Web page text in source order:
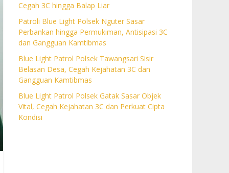
Cegah 3C hingga Balap Liar
Patroli Blue Light Polsek Nguter Sasar
Perbankan hingga Permukiman, Antisipasi 3C
dan Gangguan Kamtibmas
Blue Light Patrol Polsek Tawangsari Sisir
Belasan Desa, Cegah Kejahatan 3C dan
Gangguan Kamtibmas
Blue Light Patrol Polsek Gatak Sasar Objek
Vital, Cegah Kejahatan 3C dan Perkuat Cipta
Kondisi